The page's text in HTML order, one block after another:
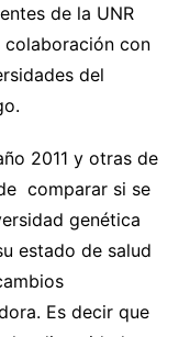
de la UNR
con
del
2011 y otras de
comparar si se
genética
estado de salud
Es decir que